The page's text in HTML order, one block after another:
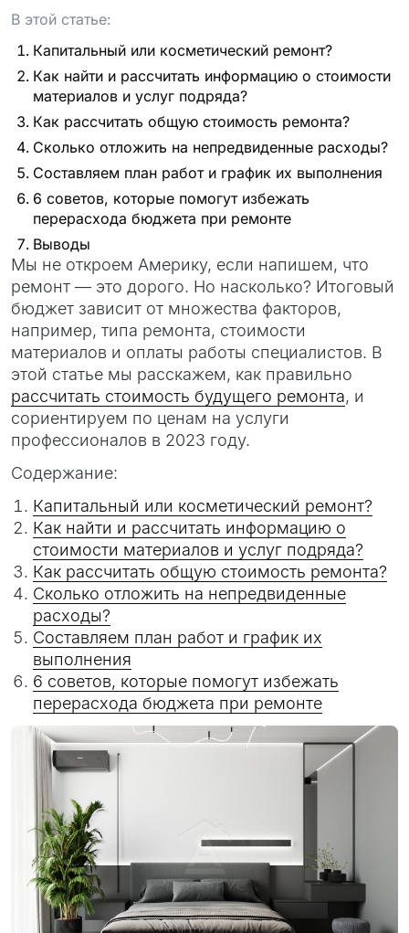
В этой статье:
Капитальный или косметический ремонт?
Как найти и рассчитать информацию о стоимости
материалов и услуг подряда?
Как рассчитать общую стоимость ремонта?
Сколько отложить на непредвиденные расходы?
Составляем план работ и график их выполнения
6 советов, которые помогут избежать
перерасхода бюджета при ремонте
Выводы
Мы не откроем Америку, если напишем, что
ремонт — это дорого. Но насколько? Итоговый
бюджет зависит от множества факторов,
например, типа ремонта, стоимости
материалов и оплаты работы специалистов. В
этой статье мы расскажем, как правильно
рассчитать стоимость будущего ремонта, и
сориентируем по ценам на услуги
профессионалов в 2023 году.
Содержание:
Капитальный или косметический ремонт?
Как найти и рассчитать информацию о
стоимости материалов и услуг подряда?
Как рассчитать общую стоимость ремонта?
Сколько отложить на непредвиденные
расходы?
Составляем план работ и график их
выполнения
6 советов, которые помогут избежать
перерасхода бюджета при ремонте